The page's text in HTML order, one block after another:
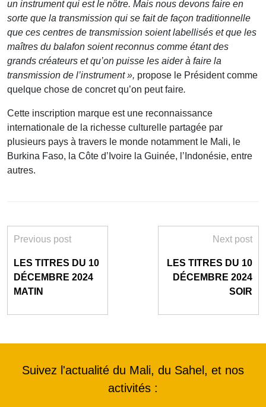
un instrument qui est le nôtre. Mais nous devons faire en
sorte que la transmission qui se fait de façon traditionnelle
que ces centres de transmission soient labellisés et que les
maîtres du balafon soient reconnus comme étant des
grands créateurs et qu’on puisse les aider à faire la
transmission de l’instrument », propose le Président comme
quelque chose de concret qu’on peut faire.
Cette inscription marque est une reconnaissance
internationale de la richesse culturelle partagée par
plusieurs pays à travers le monde notamment le Mali, le
Burkina Faso, la Côte d’Ivoire la Guinée, l’Indonésie, entre
autres.
Previous post
LES TITRES DU 10
DÉCEMBRE 2024
MATIN
Next post
LES TITRES DU 10
DÉCEMBRE 2024
SOIR
Suivez l'actualité du Mali, du Sahel, et nos
activités :